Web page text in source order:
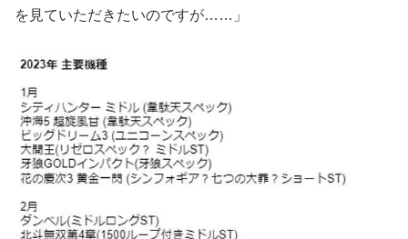
を見ていただきたいのですが……」